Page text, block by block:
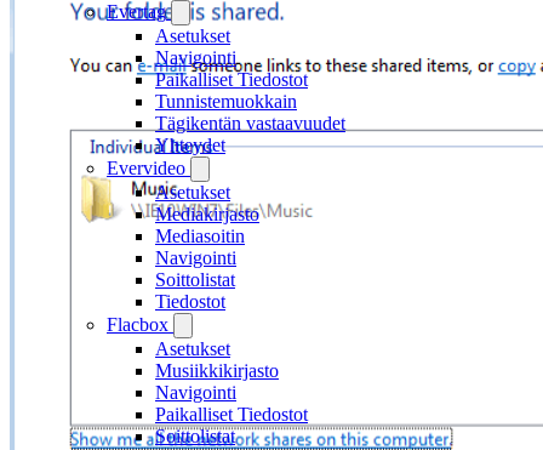
Evertag
Asetukset
Navigointi
Paikalliset Tiedostot
Tunnistemuokkain
Tägikentän vastaavuudet
Yhteydet
Evervideo
Asetukset
Mediakirjasto
Mediasoitin
Navigointi
Soittolistat
Tiedostot
Flacbox
Asetukset
Musiikkikirjasto
Navigointi
Paikalliset Tiedostot
Soittolistat